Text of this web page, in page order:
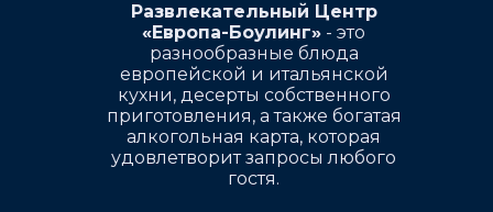
Развлекательный Центр
«Европа-Боулинг» - это
разнообразные блюда
европейской и итальянской
кухни, десерты собственного
приготовления, а также богатая
алкогольная карта, которая
удовлетворит запросы любого
гостя.